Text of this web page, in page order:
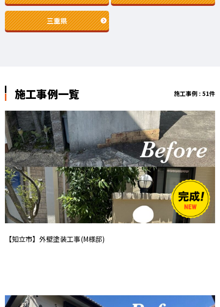
三重県
施工事例一覧 施工事例 : 51件
【知立市】外壁塗装工事(M様邸)